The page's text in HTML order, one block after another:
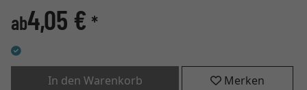
ab4,05 € *
In den Warenkorb Merken